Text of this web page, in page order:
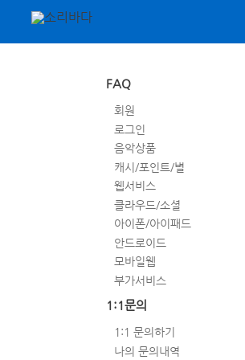
FAQ
회원
로그인
음악상품
캐시/포인트/별
웹서비스
클라우드/소셜
아이폰/아이패드
안드로이드
모바일웹
부가서비스
1:1문의
1:1 문의하기
나의 문의내역